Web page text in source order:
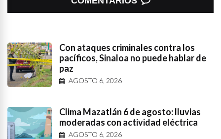
Con ataques criminales contra los
pacíficos, Sinaloa no puede hablar de
paz
AGOSTO 6, 2026
Clima Mazatlán 6 de agosto: lluvias
moderadas con actividad eléctrica
AGOSTO 6, 2026